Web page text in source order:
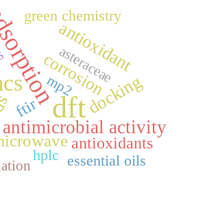
dft
antimicrobial activity
antioxidant
docking
corrosion
antioxidants
ftir
hplc
green chemistry
essential oils
asteraceae
mp2